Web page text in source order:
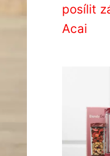
posílit
Acai